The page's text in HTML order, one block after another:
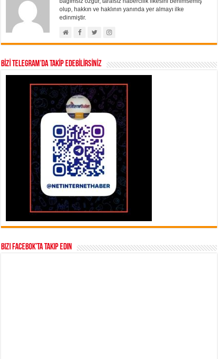
olup, hakkın ve haklının yanında yer almayı ilke
edinmiştir.
BİZİ TELEGRAM’DA TAKİP EDEBİLİRSİNİZ
Bizi Facebok’ta takip edin